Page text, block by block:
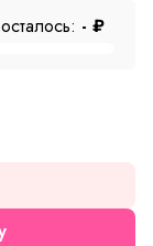
осталось: - ₽